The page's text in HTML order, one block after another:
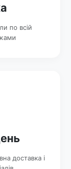
по всій
доставка і